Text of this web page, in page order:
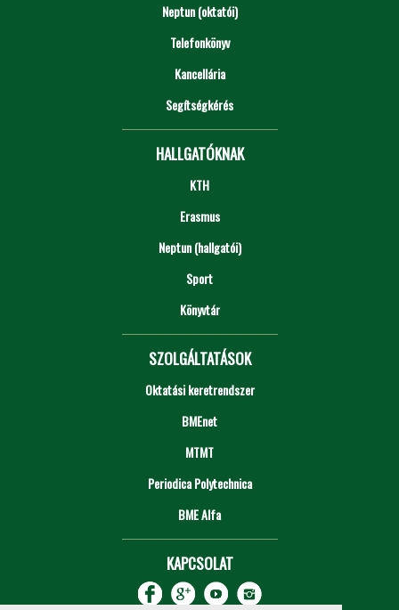
Neptun (oktatói)
Telefonkönyv
Kancellária
Segítségkérés
HALLGATÓKNAK
KTH
Erasmus
Neptun (hallgatói)
Sport
Könyvtár
SZOLGÁLTATÁSOK
Oktatási keretrendszer
BMEnet
MTMT
Periodica Polytechnica
BME Alfa
KAPCSOLAT